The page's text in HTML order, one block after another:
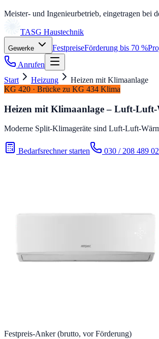
Meister- und Ingenieurbetrieb, eingetragen bei
TASG Haustechnik
Gewerke FestpreiseFörderung bis 70 %
Anrufen
Start
Heizung
Heizen mit Klimaanlage
KG 420 · Brücke zu KG 434 Klima
Heizen mit Klimaanlage – Luft-Luft-
Moderne Split-Klimageräte sind Luft-Luft-
Bedarfsrechner starten 030 / 208 489
Festpreis-Anker (brutto, vor Förderung)